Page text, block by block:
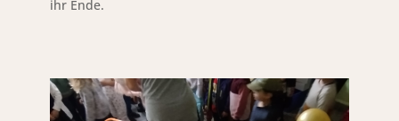
ihr Ende.